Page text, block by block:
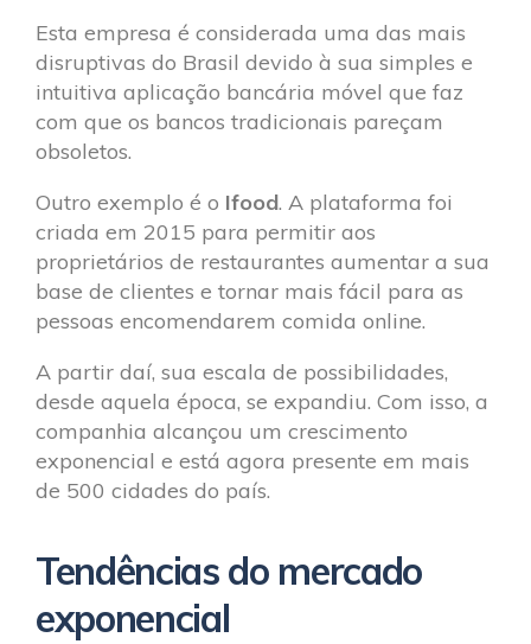
Esta empresa é considerada uma das mais
disruptivas do Brasil devido à sua simples e
intuitiva aplicação bancária móvel que faz
com que os bancos tradicionais pareçam
obsoletos.
Outro exemplo é o Ifood. A plataforma foi
criada em 2015 para permitir aos
proprietários de restaurantes aumentar a sua
base de clientes e tornar mais fácil para as
pessoas encomendarem comida online.
A partir daí, sua escala de possibilidades,
desde aquela época, se expandiu. Com isso, a
companhia alcançou um crescimento
exponencial e está agora presente em mais
de 500 cidades do país.
Tendências do mercado
exponencial